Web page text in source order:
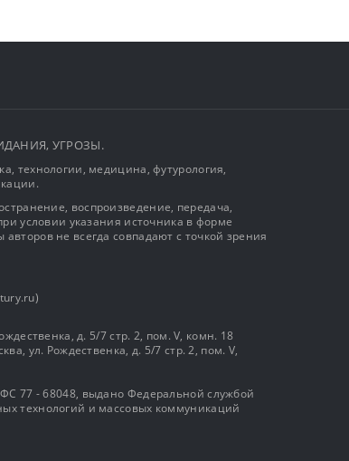
УГРОЗЫ.
технологии, медицина, футурология,
воспроизведение, передача,
условии указания источника в форме
не всегда совпадают с точкой зрения
д. 5/7 стр. 2, пом. V, комн. 18
ул. Рождественка, д. 5/7 стр. 2, пом. V,
77 - 68048, выдано Федеральной службой
технологий и массовых коммуникаций